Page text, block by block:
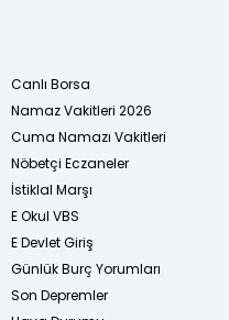
Canlı Borsa
Namaz Vakitleri 2026
Cuma Namazı Vakitleri
Nöbetçi Eczaneler
İstiklal Marşı
E Okul VBS
E Devlet Giriş
Günlük Burç Yorumları
Son Depremler